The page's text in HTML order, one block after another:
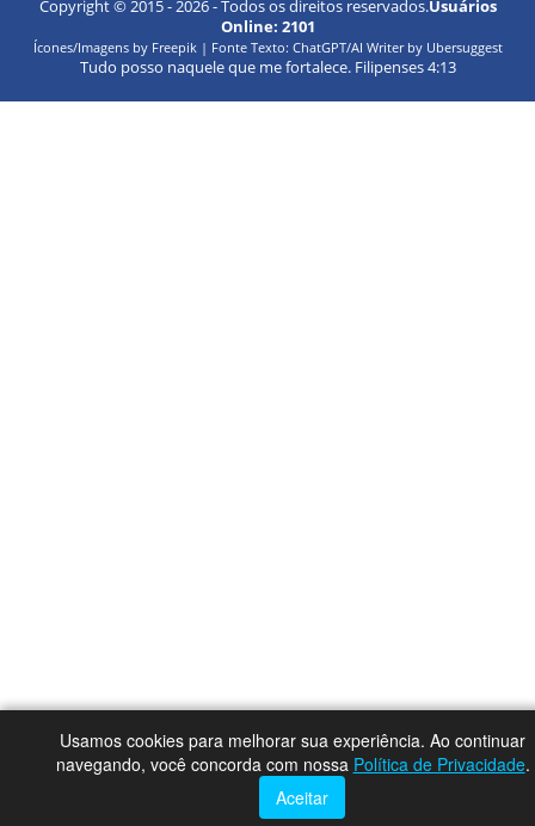
Copyright © 2015 -2026- Todos os direitos reservados.Usuários
Online: 2101
Ícones/Imagens by Freepik | Fonte Texto: ChatGPT/AI Writer by Ubersuggest
Tudo posso naquele que me fortalece. Filipenses 4:13
Usamos cookies para melhorar sua experiência. Ao continuar
navegando, você concorda com nossa Política de Privacidade.
Aceitar